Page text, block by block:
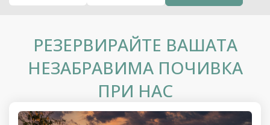
РЕЗЕРВИРАЙТЕ ВАШАТА
НЕЗАБРАВИМА ПОЧИВКА
ПРИ НАС